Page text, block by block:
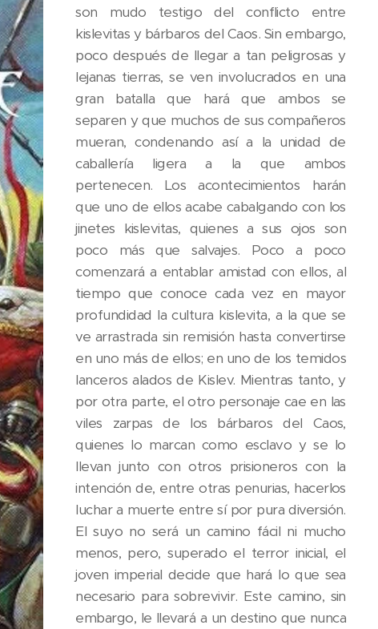
son mudo testigo del conflicto entre
kislevitas y bárbaros del Caos. Sin embargo,
poco después de llegar a tan peligrosas y
lejanas tierras, se ven involucrados en una
gran batalla que hará que ambos se
separen y que muchos de sus compañeros
mueran, condenando así a la unidad de
caballería ligera a la que ambos
pertenecen. Los acontecimientos harán
que uno de ellos acabe cabalgando con los
jinetes kislevitas, quienes a sus ojos son
poco más que salvajes. Poco a poco
comenzará a entablar amistad con ellos, al
tiempo que conoce cada vez en mayor
profundidad la cultura kislevita, a la que se
ve arrastrada sin remisión hasta convertirse
en uno más de ellos; en uno de los temidos
lanceros alados de Kislev. Mientras tanto, y
por otra parte, el otro personaje cae en las
viles zarpas de los bárbaros del Caos,
quienes lo marcan como esclavo y se lo
llevan junto con otros prisioneros con la
intención de, entre otras penurias, hacerlos
luchar a muerte entre sí por pura diversión.
El suyo no será un camino fácil ni mucho
menos, pero, superado el terror inicial, el
joven imperial decide que hará lo que sea
necesario para sobrevivir. Este camino, sin
embargo, le llevará a un destino que nunca